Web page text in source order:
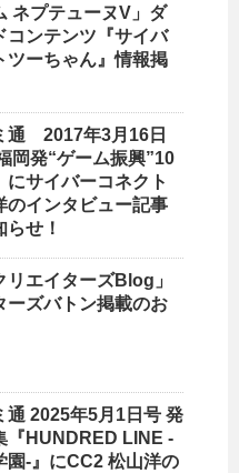
ネプテューヌV」ダ
コンテンツ『サイバ
ツーちゃん』情報掲
通 2017年3月16日
岡発“ゲーム振興”10
にサイバーコネクト
のインタビュー記事
せ！
リエイターズBlog」
ーズバトン掲載のお
通 2025年5月1日号 発
『HUNDRED LINE -
園-』にCC2 松山洋の